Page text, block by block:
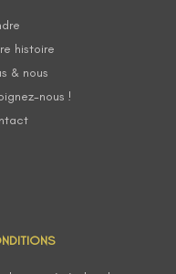
histoire
& nous
nous !